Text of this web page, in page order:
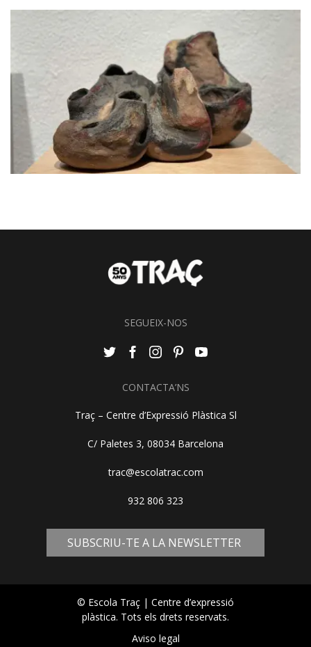
SEGUEIX-NOS
CONTACTA’NS
Traç – Centre d’Expressió Plàstica Sl
C/ Paletes 3, 08034 Barcelona
trac@escolatrac.com
932 806 323
SUBSCRIU-TE A LA NEWSLETTER
© Escola Traç | Centre d’expressió
plàstica. Tots els drets reservats.
Aviso legal